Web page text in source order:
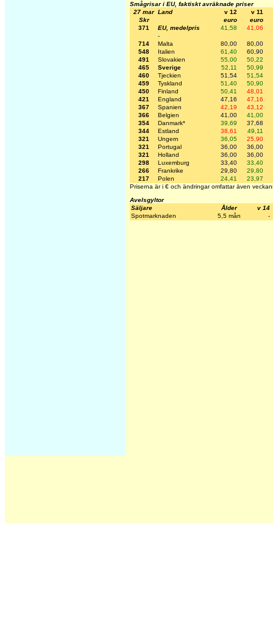
Smågrisar i EU, faktiskt avräknade priser
27 mar Land v 12
v 11
Skr
euro
euro
371
EU, medelpris 41,58
41,06
-
714
Malta 80,00
80,00
548
Italien 61,40
60,90
491
Slovakien 55,00
50,22
465
Sverige 52,11
50,99
460
Tjeckien 51,54
51,54
459
Tyskland 51,40
50,90
450
Finland 50,41
48,01
421
England 47,16
47,16
367
Spanien 42,19
43,12
366
Belgien 41,00
41,00
354
Danmark* 39,69
37,68
344
Estland 38,61
49,11
321
Ungern 36,05
25,90
321
Portugal 36,00
36,00
321
Holland 36,00
36,00
298
Luxemburg 33,40
33,40
266
Frankrike 29,80
29,80
217
Polen 24,41
23,97
Priserna är i € och ändringar omfattar även
Avelsgyltor
Säljare
Ålder
v 14
Spotmarknaden
5,5 mån -